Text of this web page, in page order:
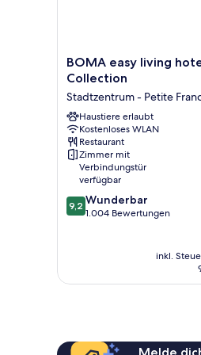
BOMA
easy
hotel
By
Stay
Collection
Stadtzentrum
France
BOMA easy living
Collection
Stadtzentrum - Petite
Haustiere erlaubt
Kostenloses WLAN
Restaurant
Zimmer mit
Verbindungstür
verfügbar
9.2
von
9,2 Wunderbar
1.004 Bewertungen
inkl.